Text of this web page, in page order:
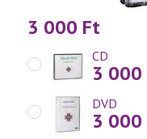
3 000 Ft
CD
3 000
DVD
3 000